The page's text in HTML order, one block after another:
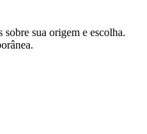
sua origem e escolha.